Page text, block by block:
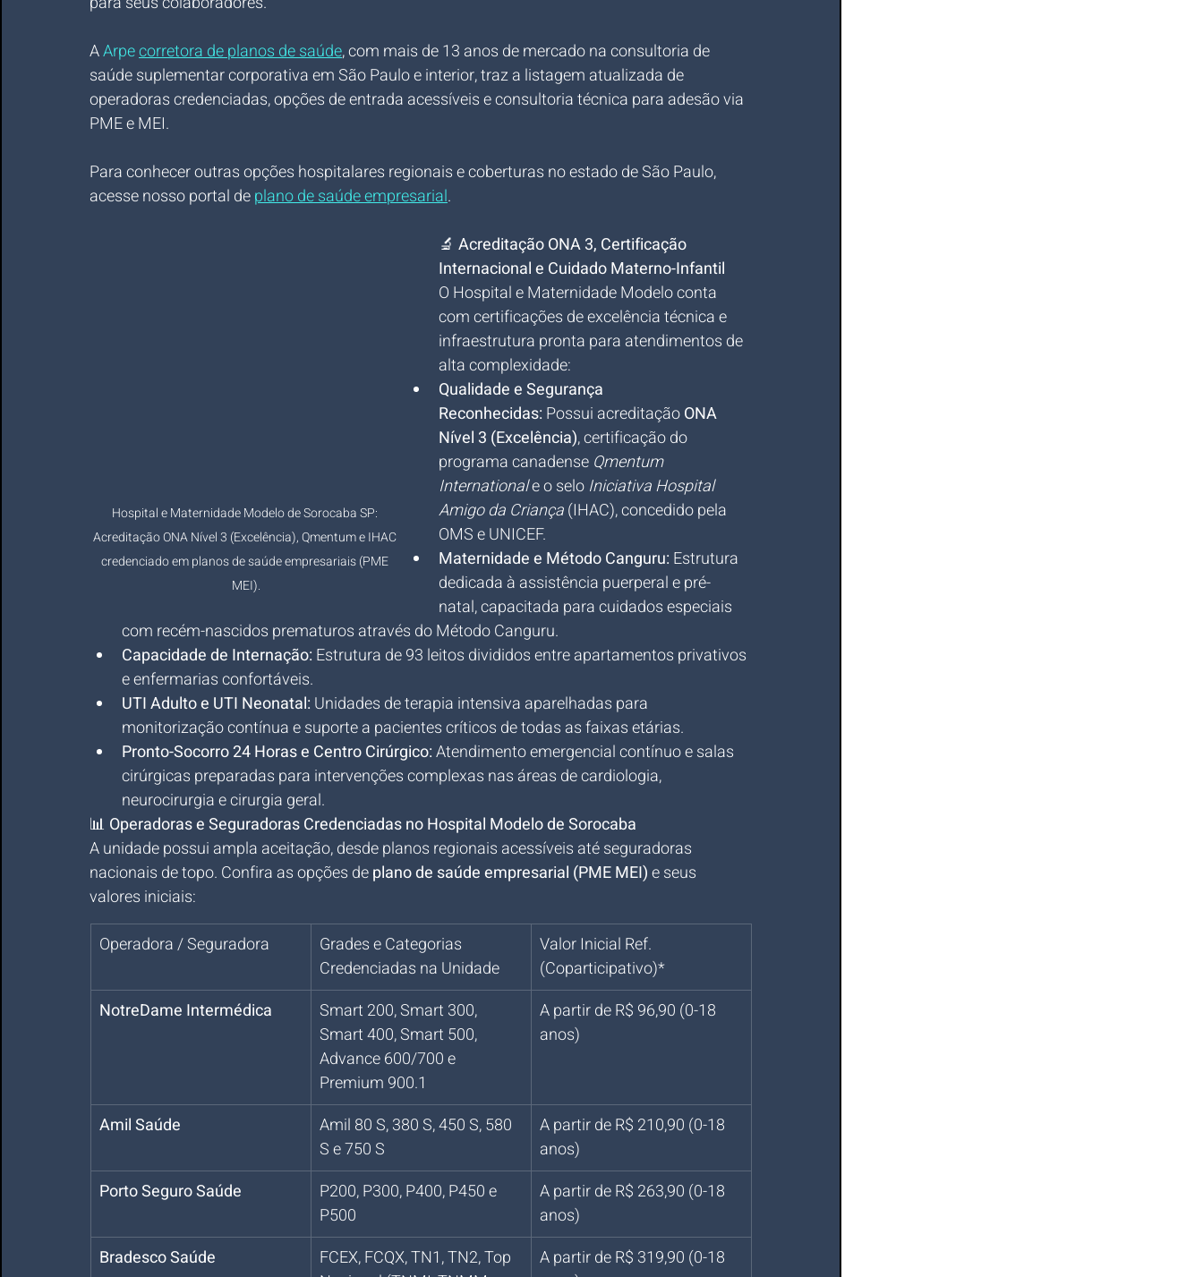
A Arpe corretora de planos de saúde, com mais de 13 anos de mercado na consultoria de
saúde suplementar corporativa em São Paulo e interior, traz a listagem atualizada de
operadoras credenciadas, opções de entrada acessíveis e consultoria técnica para adesão via
PME e MEI.
Para conhecer outras opções hospitalares regionais e coberturas no estado de São Paulo,
acesse nosso portal de plano de saúde empresarial.
Hospital e Maternidade Modelo de Sorocaba SP:
Acreditação ONA Nível 3 (Excelência), Qmentum e IHAC
credenciado em planos de saúde empresariais (PME
MEI).
🔬 Acreditação ONA 3, Certificação
Internacional e Cuidado Materno-Infantil
O Hospital e Maternidade Modelo conta
com certificações de excelência técnica e
infraestrutura pronta para atendimentos de
alta complexidade:
Qualidade e Segurança
Reconhecidas: Possui acreditação ONA
Nível 3 (Excelência), certificação do
programa canadense Qmentum
International e o selo Iniciativa Hospital
Amigo da Criança (IHAC), concedido pela
OMS e UNICEF.
Maternidade e Método Canguru: Estrutura
dedicada à assistência puerperal e pré-
natal, capacitada para cuidados especiais
com recém-nascidos prematuros através do Método Canguru.
Capacidade de Internação: Estrutura de 93 leitos divididos entre apartamentos privativos
e enfermarias confortáveis.
UTI Adulto e UTI Neonatal: Unidades de terapia intensiva aparelhadas para
monitorização contínua e suporte a pacientes críticos de todas as faixas etárias.
Pronto-Socorro 24 Horas e Centro Cirúrgico: Atendimento emergencial contínuo e salas
cirúrgicas preparadas para intervenções complexas nas áreas de cardiologia,
neurocirurgia e cirurgia geral.
📊 Operadoras e Seguradoras Credenciadas no Hospital Modelo de Sorocaba
A unidade possui ampla aceitação, desde planos regionais acessíveis até seguradoras
nacionais de topo. Confira as opções de plano de saúde empresarial (PME MEI) e seus
valores iniciais:
Operadora / Seguradora
Grades e Categorias
Credenciadas na Unidade
Valor Inicial Ref.
(Coparticipativo)*
NotreDame Intermédica
Smart 200, Smart 300,
Smart 400, Smart 500,
Advance 600/700 e
Premium 900.1
A partir de R$ 96,90 (0-18
anos)
Amil Saúde
Amil 80 S, 380 S, 450 S, 580
S e 750 S
A partir de R$ 210,90 (0-18
anos)
Porto Seguro Saúde
P200, P300, P400, P450 e
P500
A partir de R$ 263,90 (0-18
anos)
Bradesco Saúde
FCEX, FCQX, TN1, TN2, Top
A partir de R$ 319,90 (0-18